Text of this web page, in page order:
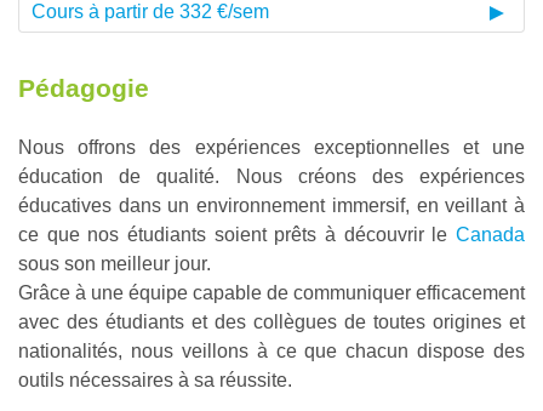
Cours à partir de 332 €/sem
Pédagogie
Nous offrons des expériences exceptionnelles et une
éducation de qualité. Nous créons des expériences
éducatives dans un environnement immersif, en veillant à
ce que nos étudiants soient prêts à découvrir le Canada
sous son meilleur jour.
Grâce à une équipe capable de communiquer efficacement
avec des étudiants et des collègues de toutes origines et
nationalités, nous veillons à ce que chacun dispose des
outils nécessaires à sa réussite.